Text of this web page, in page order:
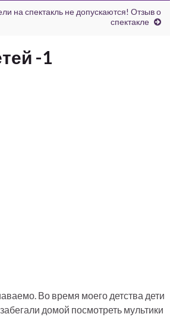
на спектакль не допускаются! Отзыв о
спектакле
-1
Во время моего детства дети
домой посмотреть мультики